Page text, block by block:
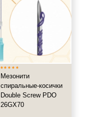
Мезонити
спиральные-косички
Double Screw PDO
26GX70